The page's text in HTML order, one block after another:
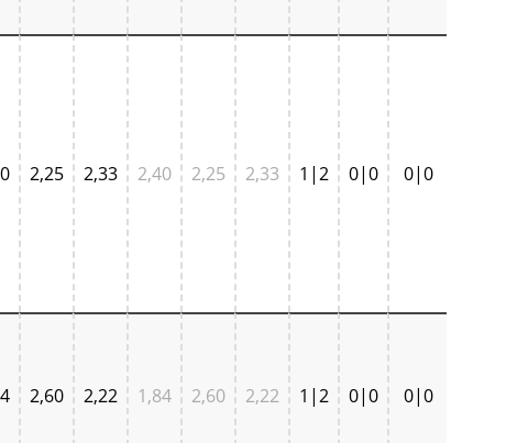
2,25 2,33 2,40 2,25 2,33 1|2 0|0 0|0
2,60 2,22 1,84 2,60 2,22 1|2 0|0 0|0